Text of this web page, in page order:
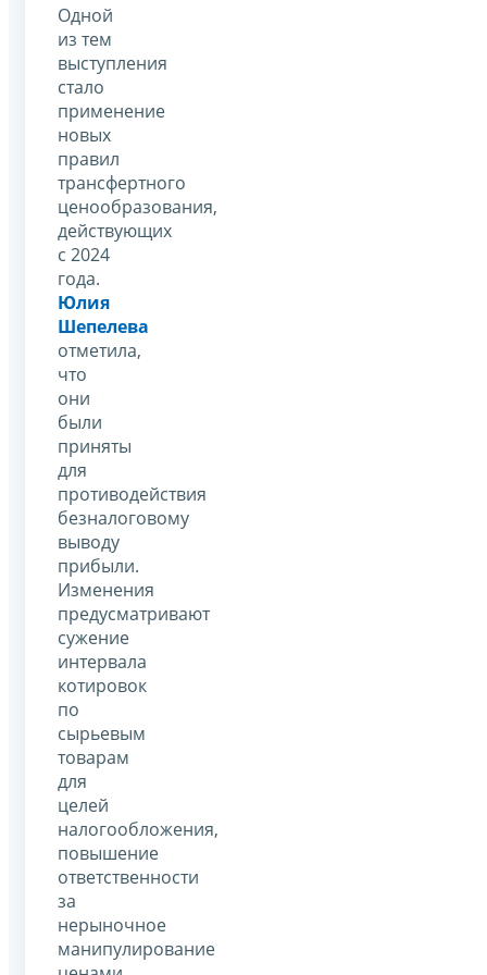
Одной
из тем
выступления
стало
применение
новых
правил
трансфертного
ценообразования,
действующих
с 2024
года.
Юлия
Шепелева
отметила,
что
они
были
приняты
для
противодействия
безналоговому
выводу
прибыли.
Изменения
предусматривают
сужение
интервала
котировок
по
сырьевым
товарам
для
целей
налогообложения,
повышение
ответственности
за
нерыночное
манипулирование